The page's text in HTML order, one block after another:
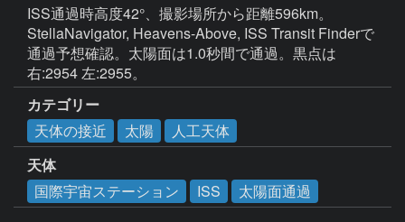
ISS通過時高度42°、撮影場所から距離596km。
StellaNavigator, Heavens-Above, ISS Transit Finderで
通過予想確認。太陽面は1.0秒間で通過。黒点は
右:2954 左:2955。
カテゴリー
天体の接近
太陽
人工天体
天体
国際宇宙ステーション
ISS 太陽面通過